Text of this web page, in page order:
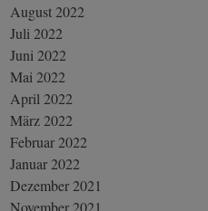
August 2022
Juli 2022
Juni 2022
Mai 2022
April 2022
März 2022
Februar 2022
Januar 2022
Dezember 2021
November 2021